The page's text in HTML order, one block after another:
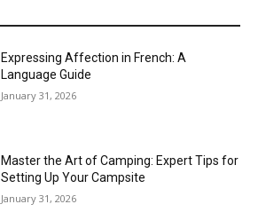
Expressing Affection in French: A
Language Guide
January 31, 2026
Master the Art of Camping: Expert Tips for
Setting Up Your Campsite
January 31, 2026